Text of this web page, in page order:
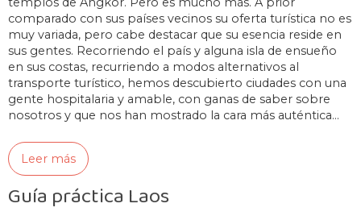
comparado con sus países vecinos su oferta turística no es
muy variada, pero cabe destacar que su esencia reside en
sus gentes. Recorriendo el país y alguna isla de ensueño
en sus costas, recurriendo a modos alternativos al
transporte turístico, hemos descubierto ciudades con una
gente hospitalaria y amable, con ganas de saber sobre
nosotros y que nos han mostrado la cara más auténtica…
Leer más
Guía práctica Laos